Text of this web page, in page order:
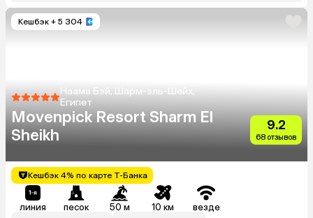
Кешбэк + 5 304
Наама Бэй, Шарм-эль-Шейх,
Египет
Movenpick Resort Sharm El
Sheikh
9.2
68 отзывов
Кешбэк 4% по карте Т-Банка
линия песок 50 м 10 км везде